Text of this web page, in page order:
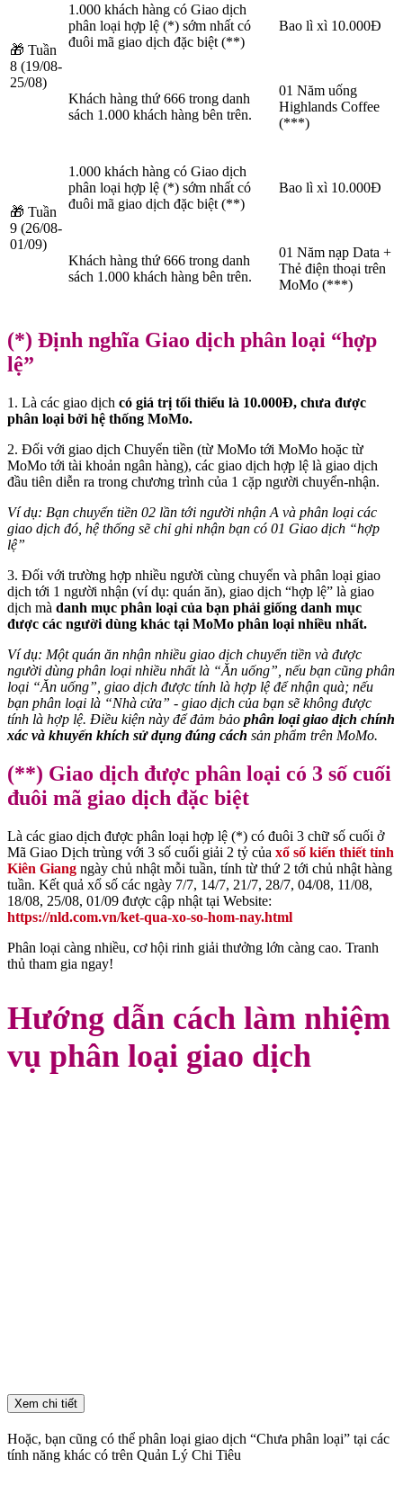
🎁 Tuần
8 (19/08-
25/08)
1.000 khách hàng có Giao dịch
phân loại hợp lệ (*) sớm nhất có
đuôi mã giao dịch đặc biệt (**)
Bao lì xì 10.000Đ
Khách hàng thứ 666 trong danh
sách 1.000 khách hàng bên trên.
01 Năm uống
Highlands Coffee
(***)
🎁 Tuần
9 (26/08-
01/09)
1.000 khách hàng có Giao dịch
phân loại hợp lệ (*) sớm nhất có
đuôi mã giao dịch đặc biệt (**)
Bao lì xì 10.000Đ
Khách hàng thứ 666 trong danh
sách 1.000 khách hàng bên trên.
01 Năm nạp Data +
Thẻ điện thoại trên
MoMo (***)
(*) Định nghĩa Giao dịch phân loại “hợp
lệ”
1. Là các giao dịch có giá trị tối thiểu là 10.000Đ, chưa được
phân loại bởi hệ thống MoMo.
2. Đối với giao dịch Chuyển tiền (từ MoMo tới MoMo hoặc từ
MoMo tới tài khoản ngân hàng), các giao dịch hợp lệ là giao dịch
đầu tiên diễn ra trong chương trình của 1 cặp người chuyển-nhận.
Ví dụ: Bạn chuyển tiền 02 lần tới người nhận A và phân loại các
giao dịch đó, hệ thống sẽ chỉ ghi nhận bạn có 01 Giao dịch “hợp
lệ”
3. Đối với trường hợp nhiều người cùng chuyển và phân loại giao
dịch tới 1 người nhận (ví dụ: quán ăn), giao dịch “hợp lệ” là giao
dịch mà danh mục phân loại của bạn phải giống danh mục
được các người dùng khác tại MoMo phân loại nhiều nhất.
Ví dụ: Một quán ăn nhận nhiều giao dịch chuyển tiền và được
người dùng phân loại nhiều nhất là “Ăn uống”, nếu bạn cũng phân
loại “Ăn uống”, giao dịch được tính là hợp lệ để nhận quà; nếu
bạn phân loại là “Nhà cửa” - giao dịch của bạn sẽ không được
tính là hợp lệ. Điều kiện này để đảm bảo phân loại giao dịch chính
xác và khuyến khích sử dụng đúng cách sản phẩm trên MoMo.
(**) Giao dịch được phân loại có 3 số cuối
đuôi mã giao dịch đặc biệt
Là các giao dịch được phân loại hợp lệ (*) có đuôi 3 chữ số cuối ở
Mã Giao Dịch trùng với 3 số cuối giải 2 tỷ của xổ số kiến thiết tỉnh
Kiên Giang ngày chủ nhật mỗi tuần, tính từ thứ 2 tới chủ nhật hàng
tuần. Kết quả xổ số các ngày 7/7, 14/7, 21/7, 28/7, 04/08, 11/08,
18/08, 25/08, 01/09 được cập nhật tại Website:
https://nld.com.vn/ket-qua-xo-so-hom-nay.html
Phân loại càng nhiều, cơ hội rinh giải thưởng lớn càng cao. Tranh
thủ tham gia ngay!
Hướng dẫn cách làm nhiệm
vụ phân loại giao dịch
Xem chi tiết
Hoặc, bạn cũng có thể phân loại giao dịch “Chưa phân loại” tại các
tính năng khác có trên Quản Lý Chi Tiêu